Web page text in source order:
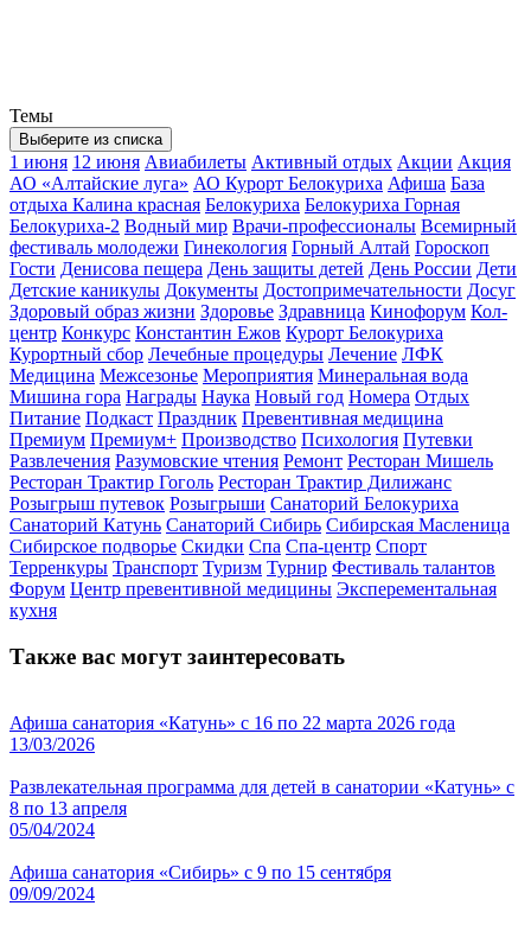
Темы
Выберите из списка
1 июня 12 июня Авиабилеты Активный отдых Акции Акция
АО «Алтайские луга» АО Курорт Белокуриха Афиша База
отдыха Калина красная Белокуриха Белокуриха Горная
Белокуриха-2 Водный мир Врачи-профессионалы Всемирный
фестиваль молодежи Гинекология Горный Алтай Гороскоп
Гости Денисова пещера День защиты детей День России Дети
Детские каникулы Документы Достопримечательности Досуг
Здоровый образ жизни Здоровье Здравница Кинофорум Кол-
центр Конкурс Константин Ежов Курорт Белокуриха
Курортный сбор Лечебные процедуры Лечение ЛФК
Медицина Межсезонье Мероприятия Минеральная вода
Мишина гора Награды Наука Новый год Номера Отдых
Питание Подкаст Праздник Превентивная медицина
Премиум Премиум+ Производство Психология Путевки
Развлечения Разумовские чтения Ремонт Ресторан Мишель
Ресторан Трактир Гоголь Ресторан Трактир Дилижанс
Розыгрыш путевок Розыгрыши Санаторий Белокуриха
Санаторий Катунь Санаторий Сибирь Сибирская Масленица
Сибирское подворье Скидки Спа Спа-центр Спорт
Терренкуры Транспорт Туризм Турнир Фестиваль талантов
Форум Центр превентивной медицины Эксперементальная
кухня
Также вас могут заинтересовать
Афиша санатория «Катунь» с 16 по 22 марта 2026 года
13/03/2026
Развлекательная программа для детей в санатории «Катунь» с
8 по 13 апреля
05/04/2024
Афиша санатория «Сибирь» с 9 по 15 сентября
09/09/2024